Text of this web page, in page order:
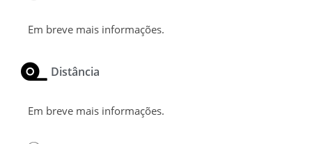
Em breve mais informações.
Distância
Em breve mais informações.